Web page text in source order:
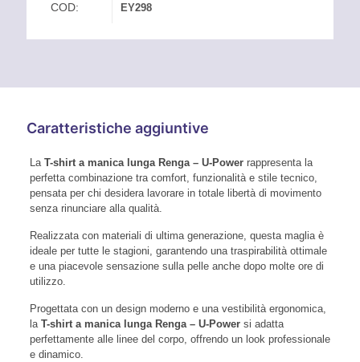
COD: EY298
Caratteristiche aggiuntive
La T-shirt a manica lunga Renga – U-Powerrappresenta la
perfetta combinazione tra comfort, funzionalità e stile tecnico,
pensata per chi desidera lavorare in totale libertà di movimento
senza rinunciare alla qualità.
Realizzata con materiali di ultima generazione, questa maglia è
ideale per tutte le stagioni, garantendo una traspirabilità ottimale
e una piacevole sensazione sulla pelle anche dopo molte ore di
utilizzo.
Progettata con un design moderno e una vestibilità ergonomica,
la T-shirt a manica lunga Renga – U-Powersi adatta
perfettamente alle linee del corpo, offrendo un look professionale
e dinamico.